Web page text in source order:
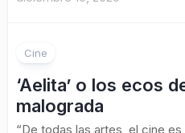
Cine
‘Aelita’ o los ecos
malograda
“De todas las artes, el cine